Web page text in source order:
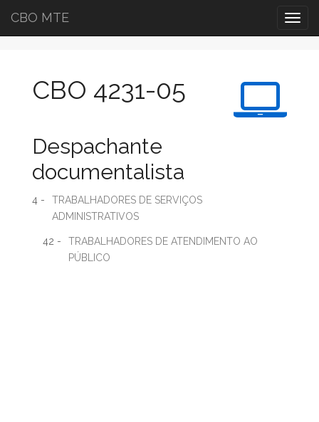
CBO MTE
CBO 4231-05
Despachante
documentalista
4 -
TRABALHADORES DE SERVIÇOS
ADMINISTRATIVOS
42 -
TRABALHADORES DE ATENDIMENTO AO
PÚBLICO